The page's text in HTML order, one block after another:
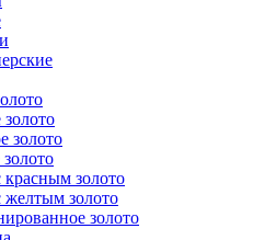
золото
красным золото
желтым золото
золото